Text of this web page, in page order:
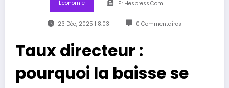
Économie Fr.hespress.com
23 Déc, 2025 | 8:03 0 Commentaires
Taux directeur :
pourquoi la baisse se